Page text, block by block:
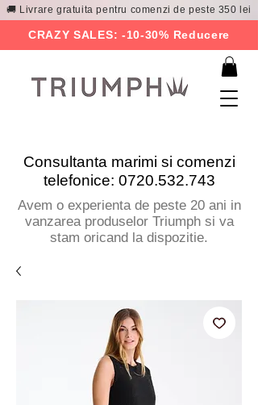
🚚 Livrare gratuita pentru comenzi de peste 350 lei
CRAZY SALES: -10-30% Reducere
Consultanta marimi si comenzi
telefonice: 0720.532.743
Avem o experienta de peste 20 ani in
vanzarea produselor Triumph si va
stam oricand la dispozitie.